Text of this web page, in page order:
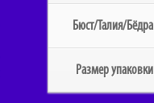
Бюст/Талия/Бёдра
Размер упаковки